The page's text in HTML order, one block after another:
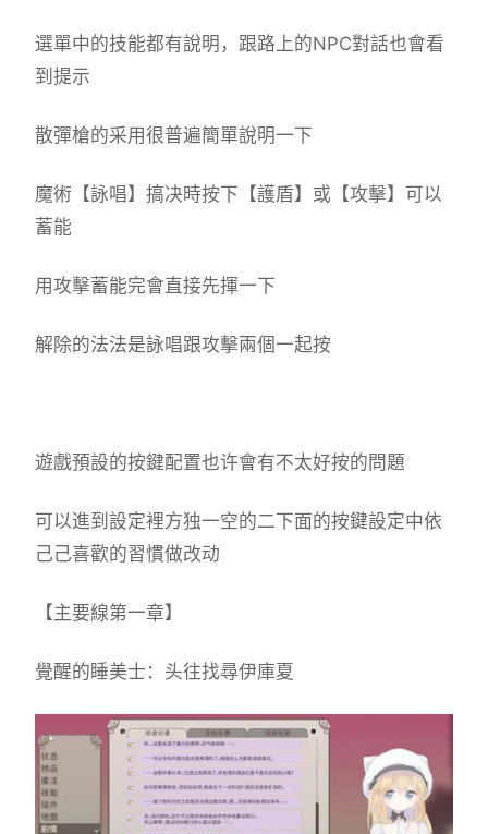
選單中的技能都有說明，跟路上的NPC對話也會看
到提示
散彈槍的采用很普遍簡單說明一下
魔術【詠唱】搞决時按下【護盾】或【攻擊】可以
蓄能
用攻擊蓄能完會直接先揮一下
解除的法法是詠唱跟攻擊兩個一起按
遊戲預設的按鍵配置也许會有不太好按的問題
可以進到設定裡方独一空的二下面的按鍵設定中依
己己喜歡的習慣做改动
【主要線第一章】
覺醒的睡美士：头往找尋伊庫夏